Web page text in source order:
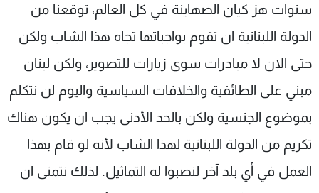
سنوات هز كيان الصهاينة في كل العالم، توقعنا من
الدولة اللبنانية ان تقوم بواجباتها تجاه هذا الشاب ولكن
حتى الان لا مبادرات سوى زيارات للتصوير، ولكن لبنان
مبني على الطائفية والخلافات السياسية واليوم لن نتكلم
بموضوع الجنسية ولكن بالحد الأدنى يجب ان يكون هناك
تكريم من الدولة اللبنانية لهذا الشاب لأنه لو قام بهذا
العمل في أي بلد آخر لنصبوا له التماثيل. لذلك نتمنى ان